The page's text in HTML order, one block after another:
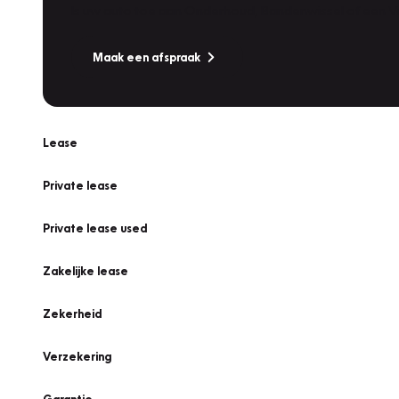
Maak een afspraak
Lease
Private lease
Private lease used
Zakelijke lease
Zekerheid
Verzekering